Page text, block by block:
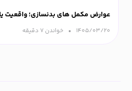
عوارض مکمل های بدنسازی؛ واقعیت یا
۱۴۰۵/۰۳/۲۰ خواندن ۷ دقیقه‌